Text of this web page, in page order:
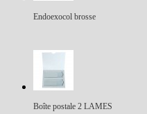
Endoexocol brosse
Boîte postale 2 LAMES